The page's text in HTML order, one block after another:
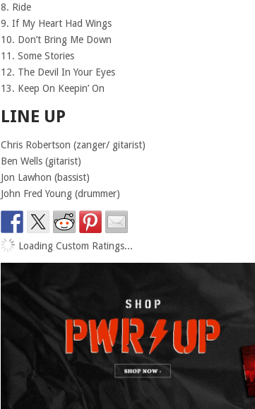
8. Ride
9. If My Heart Had Wings
10. Don’t Bring Me Down
11. Some Stories
12. The Devil In Your Eyes
13. Keep On Keepin’ On
LINE UP
Chris Robertson (zanger/ gitarist)
Ben Wells (gitarist)
Jon Lawhon (bassist)
John Fred Young (drummer)
Loading Custom Ratings...